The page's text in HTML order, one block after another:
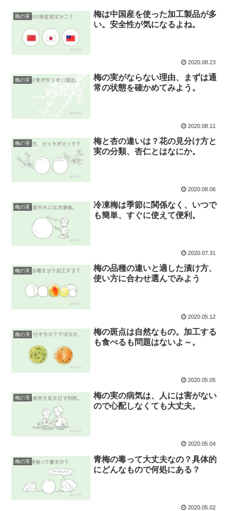
梅の実
梅は中国産を使った加工製品が多
い。安全性が気になるよね。
2020.08.23
梅の実
梅の実がならない理由、まずは通
常の状態を確かめてみよう。
2020.08.11
梅の実
梅と杏の違いは？花の見分け方と
実の分類、杏仁とはなにか。
2020.08.06
梅の実
冷凍梅は季節に関係なく、いつで
も簡単、すぐに使えて便利。
2020.07.31
梅の実
梅の品種の違いと適した漬け方、
使い方に合わせ選んでみよう
2020.05.12
梅の実
梅の斑点は自然なもの。加工する
も食べるも問題はないよ～。
2020.05.05
梅の実
梅の実の病気は、人には害がない
ので心配しなくても大丈夫。
2020.05.04
梅の実
青梅の毒って大丈夫なの？具体的
にどんなもので何処にある？
2020.05.02